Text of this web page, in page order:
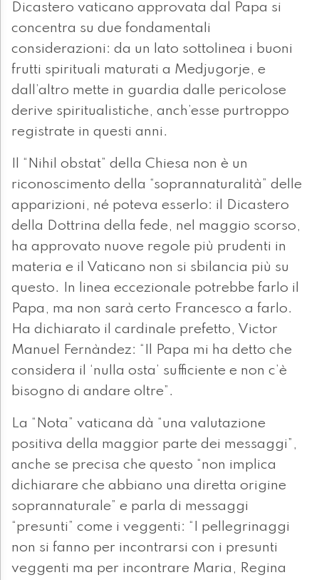
Dicastero vaticano approvata dal Papa si
concentra su due fondamentali
considerazioni: da un lato sottolinea i buoni
frutti spirituali maturati a Medjugorje, e
dall’altro mette in guardia dalle pericolose
derive spiritualistiche, anch’esse purtroppo
registrate in questi anni.
Il “Nihil obstat” della Chiesa non è un
riconoscimento della “soprannaturalità” delle
apparizioni, né poteva esserlo: il Dicastero
della Dottrina della fede, nel maggio scorso,
ha approvato nuove regole più prudenti in
materia e il Vaticano non si sbilancia più su
questo. In linea eccezionale potrebbe farlo il
Papa, ma non sarà certo Francesco a farlo.
Ha dichiarato il cardinale prefetto, Victor
Manuel Fernàndez: “Il Papa mi ha detto che
considera il ‘nulla osta’ sufficiente e non c’è
bisogno di andare oltre”.
La “Nota” vaticana dà “una valutazione
positiva della maggior parte dei messaggi”,
anche se precisa che questo “non implica
dichiarare che abbiano una diretta origine
soprannaturale” e parla di messaggi
“presunti” come i veggenti: “I pellegrinaggi
non si fanno per incontrarsi con i presunti
veggenti ma per incontrare Maria, Regina